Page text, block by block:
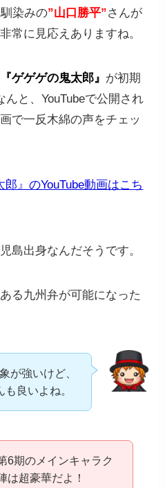
染みの”山口勝平”さんが
常に見応えありますね。
『ゲゲゲの鬼太郎』 が初期
と、YouTubeで公開され
で一反木綿の声をチェッ
』のYouTube動画はこち
島出身なんだそうです。
る九州弁が可能になった
が強いけど、
良いよね。
6期のメインキャラク
は超豪華だよ！